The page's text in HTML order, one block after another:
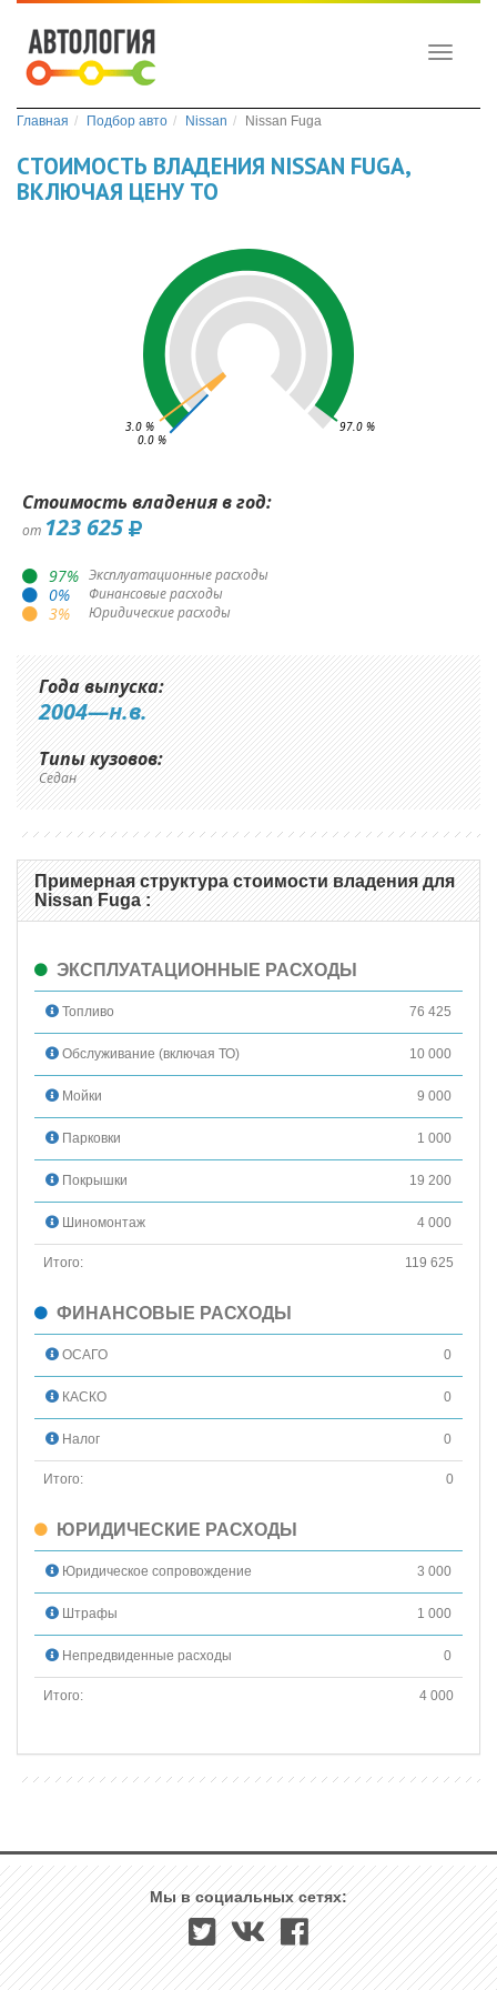
Toggle
Главная Подбор авто Nissan Nissan Fuga
СТОИМОСТЬ ВЛАДЕНИЯ NISSAN FUGA,
ВКЛЮЧАЯ ЦЕНУ ТО
97.0 %
0.0 %
3.0 %
Стоимость владения в год:
от 123 625
97% Эксплуатационные расходы
0% Финансовые расходы
3% Юридические расходы
Года выпуска:
2004—н.в.
Типы кузовов:
Седан
Примерная структура стоимости владения для
Nissan Fuga :
ЭКСПЛУАТАЦИОННЫЕ РАСХОДЫ
Топливо 76 425
Обслуживание (включая ТО) 10 000
Мойки 9 000
Парковки 1 000
Покрышки 19 200
Шиномонтаж 4 000
Итого: 119 625
ФИНАНСОВЫЕ РАСХОДЫ
ОСАГО 0
КАСКО 0
Налог 0
Итого: 0
ЮРИДИЧЕСКИЕ РАСХОДЫ
Юридическое сопровождение 3 000
Штрафы 1 000
Непредвиденные расходы 0
Итого: 4 000
Мы в социальных сетях: